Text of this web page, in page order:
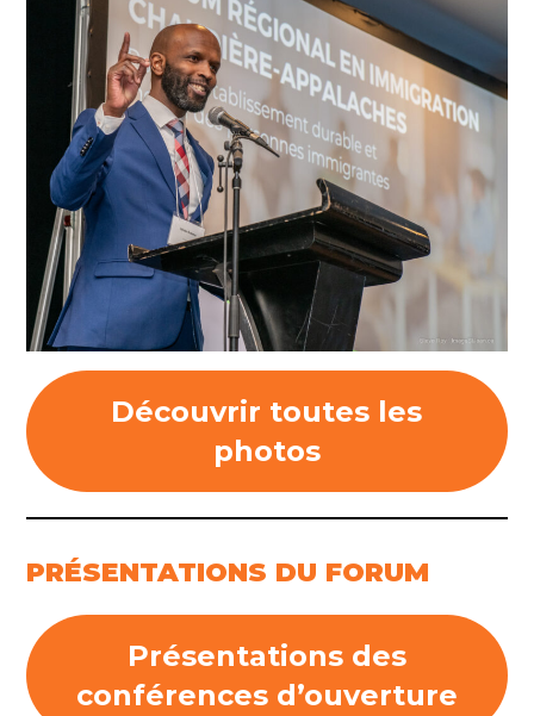
Découvrir toutes les
photos
PRÉSENTATIONS DU FORUM
Présentations des
conférences d’ouverture